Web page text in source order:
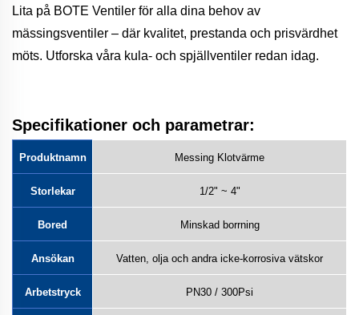
Lita på BOTE Ventiler för alla dina behov av
mässingsventiler – där kvalitet, prestanda och prisvärdhet
möts. Utforska våra kula- och spjällventiler redan idag.
Specifikationer och parametrar:
Produktnamn Messing Klotvärme
Storlekar 1/2" ~ 4"
Bored Minskad borrning
Ansökan Vatten, olja och andra icke-korrosiva vätskor
Arbetstryck PN30 / 300Psi